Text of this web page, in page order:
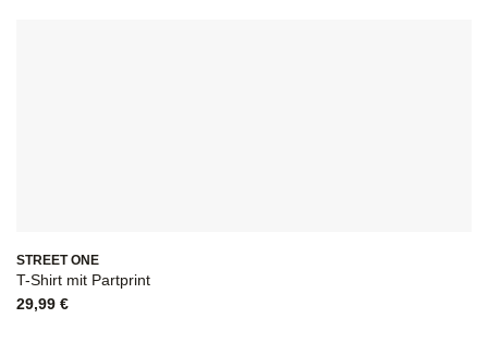
STREET ONE
T-Shirt mit Partprint
29,99 €